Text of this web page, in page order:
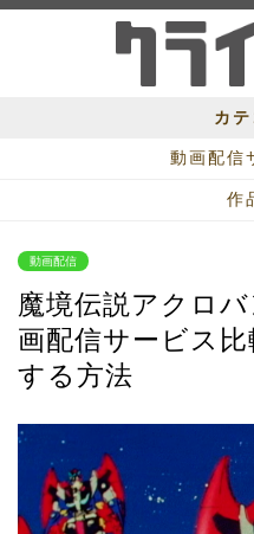
カ
動画配信
作
動画配信
魔境伝説アクロ
画配信サービス
する方法